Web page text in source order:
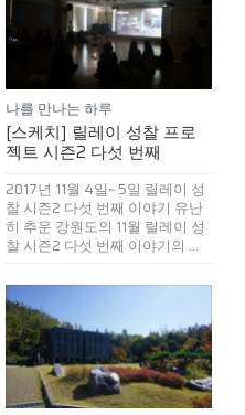
나를 만나는 하루
[스케치] 릴레이 성찰 프로
젝트 시즌2 다섯 번째
2017년 11월 4일~ 5일 릴레이 성
찰 시즌2 다섯 번째 이야기 유난
히 추운 강원도의 11월 릴레이 성
찰 시즌2 다섯 번째 이야기의 ...